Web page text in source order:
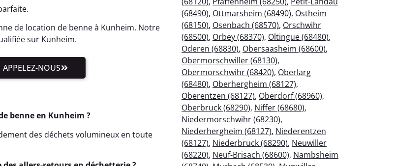
de location de benne à Kunheim. Notre
sur Kunheim.
APPELEZ-NOUS
benne en Kunheim ?
des déchets volumineux en toute
(68490), Ottmarsheim (68490), Ostheim
(68150), Osenbach (68570), Orschwihr
(68500), Orbey (68370), Oltingue (68480),
Oderen (68830), Obersaasheim (68600),
Obermorschwiller (68130),
Obermorschwihr (68420), Oberlarg
(68480), Oberhergheim (68127),
Oberentzen (68127), Oberdorf (68960),
Oberbruck (68290), Niffer (68680),
Niedermorschwihr (68230),
Niederhergheim (68127), Niederentzen
(68127), Niederbruck (68290), Neuwiller
(68220), Neuf-Brisach (68600), Nambsheim